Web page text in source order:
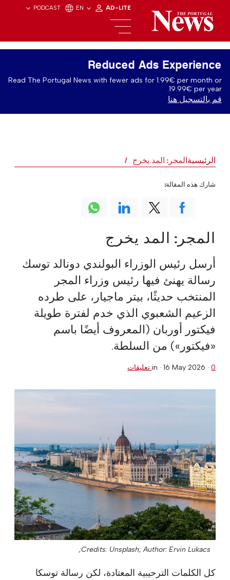
PODCAST EN AD-LITE
Reduced Ads Experience
Read The Portugal News with fewer ads for 1.99€ per month or
19.99€ per year.
قم بالتسجيل هنا
الرئيسيةالمجر: المد يخرج
المجر: المد يخرج
أرسل رئيس الوزراء البولندي دونالد توسك
رسالة يهنئ فيها رئيس وزراء المجر
المنتخب حديثًا، بيتر ماجيار، على طرده
الزعيم الشعبوي الذي خدم لفترة طويلة
فيكتور أوربان (المعروف أيضًا باسم
«فيكتور») من السلطة.
in · 16 May 2026 · 0 تعليقات
Credits: Unsplash; Author: Ervin Lukacs;
كل الكلمات الترحيبية المعتادة، لكن رسالة توسكا
شارك هذه المقالة: